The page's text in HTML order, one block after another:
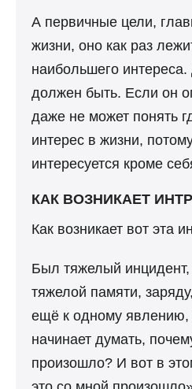
А первичные цели,
жизни, оно как раз
наибольшего интереса.
должен быть. Если он
даже не может понять
интерес в жизни,
интересуется кроме
КАК ВОЗНИКАЕТ
Как возникает вот эта
Был тяжелый
тяжелой памяти,
ещё к одному явлению,
начинает думать,
произошло? И вот в